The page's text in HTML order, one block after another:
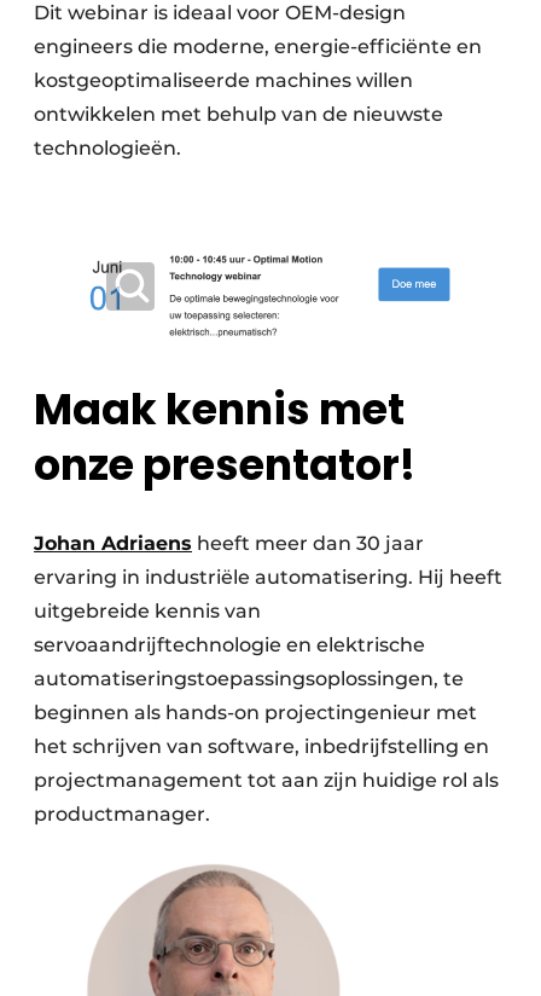
Dit webinar is ideaal voor OEM-design
engineers die moderne, energie-efficiënte en
kostgeoptimaliseerde machines willen
ontwikkelen met behulp van de nieuwste
technologieën.
Maak kennis met
onze presentator!
Johan Adriaens heeft meer dan 30 jaar
ervaring in industriële automatisering. Hij heeft
uitgebreide kennis van
servoaandrijftechnologie en elektrische
automatiseringstoepassingsoplossingen, te
beginnen als hands-on projectingenieur met
het schrijven van software, inbedrijfstelling en
projectmanagement tot aan zijn huidige rol als
productmanager.